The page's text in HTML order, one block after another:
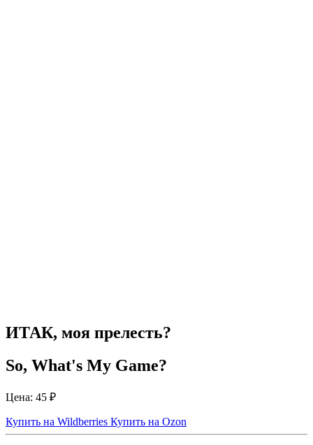
ИТАК, моя прелесть?
So, What's My Game?
Цена: 45 ₽
Купить на Wildberries Купить на Ozon